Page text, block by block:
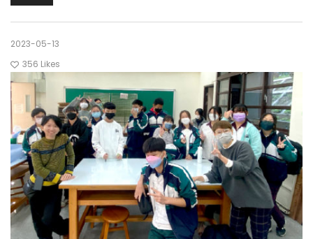
2023-05-13
356 Likes